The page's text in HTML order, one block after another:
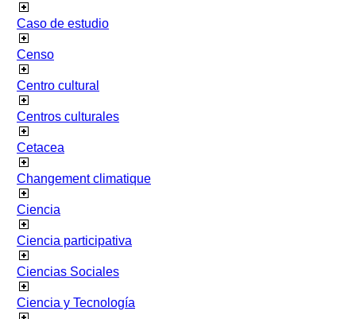
Caso de estudio
Censo
Centro cultural
Centros culturales
Cetacea
Changement climatique
Ciencia
Ciencia participativa
Ciencias Sociales
Ciencia y Tecnología